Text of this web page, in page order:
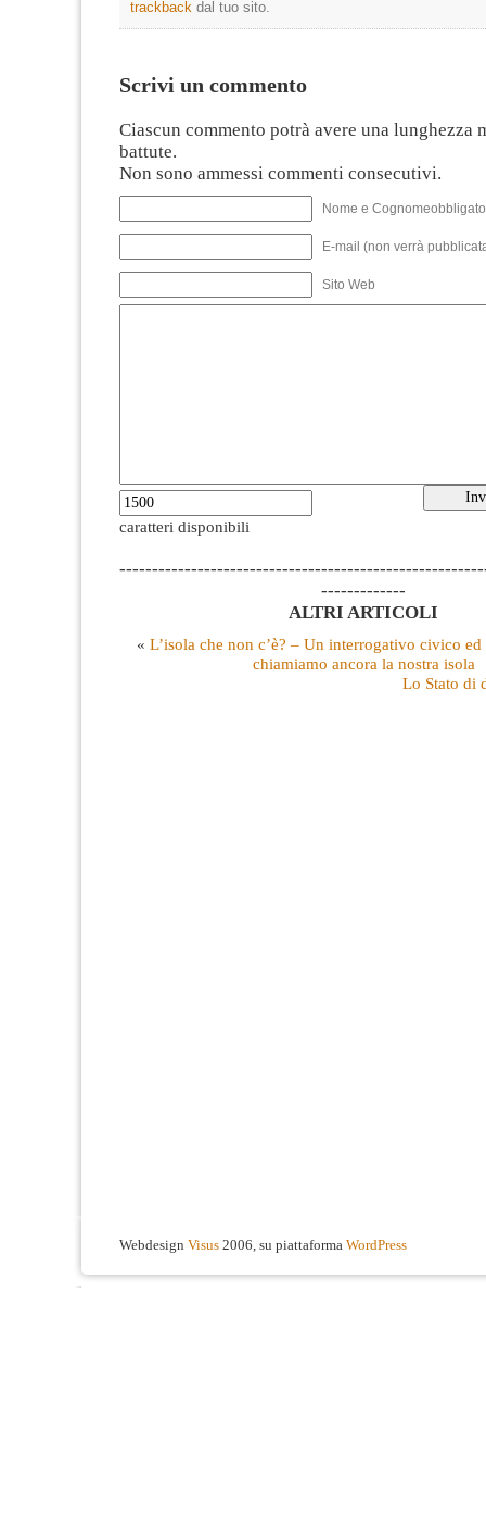
trackback dal tuo sito.
Scrivi un commento
Ciascun commento potrà avere una lunghezza
battute.
Non sono ammessi commenti consecutivi.
Nome e
E-mail (non verrà
Sito Web
caratteri disponibili
-------------
ALTRI ARTICOLI
« L’isola che non c’è? – Un interrogativo civico
chiamiamo ancora la nostra isola
Lo Stato di
Webdesign Visus 2006, su piattaforma WordPress